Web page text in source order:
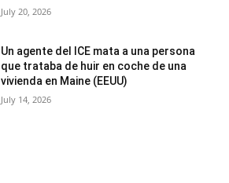
July 20, 2026
Un agente del ICE mata a una persona
que trataba de huir en coche de una
vivienda en Maine (EEUU)
July 14, 2026